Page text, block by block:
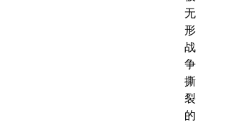
无
形
战
争
撕
裂
的